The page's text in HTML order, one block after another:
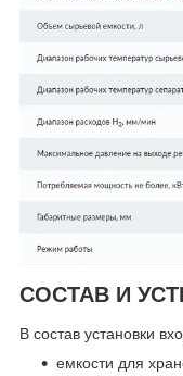
СОСТАВ И
В состав установки
емкости для